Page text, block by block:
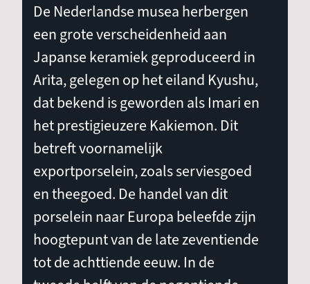
De Nederlandse musea herbergen
een grote verscheidenheid aan
Japanse keramiek geproduceerd in
Arita, gelegen op het eiland Kyushu,
dat bekend is geworden als Imari en
het prestigieuzere Kakiemon. Dit
betreft voornamelijk
exportporselein, zoals serviesgoed
en theegoed. De handel van dit
porselein naar Europa beleefde zijn
hoogtepunt van de late zeventiende
tot de achttiende eeuw. In de